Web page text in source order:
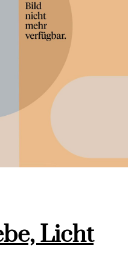
Licht